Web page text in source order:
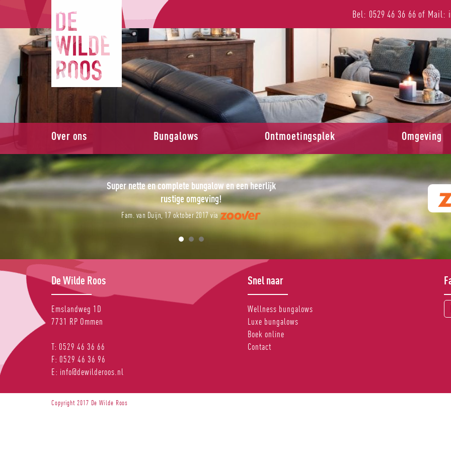
Bel: 0529 46 36 66 of Mail:
Over ons Bungalows Ontmoetingsplek Omgeving
complete bungalow
2017 via
Super nette en complete bungalow en een heerlijk
rustige omgeving!
Fam. van Duijn, 17 oktober 2017 via
Een prachtige week op heerlijk rustig park!
J. G. Kuipers, 11 oktober 2017 via
De Wilde Roos
Emslandweg 1D
7731 RP Ommen
T: 0529 46 36 66
F: 0529 46 36 96
E: info@dewilderoos.nl
Snel naar
Wellness bungalows
Luxe bungalows
Boek online
Contact
Copyright 2017 De Wilde Roos